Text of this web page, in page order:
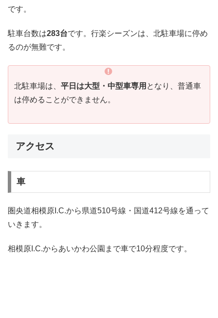
です。
駐車台数は283台です。行楽シーズンは、北駐車場に停め
るのが無難です。
北駐車場は、 平日は大型・中型車専用 となり、普通車
は停めることができません。
アクセス
車
圏央道相模原I.C.から県道510号線・国道412号線を通って
いきます。
相模原I.C.からあいかわ公園まで車で10分程度です。